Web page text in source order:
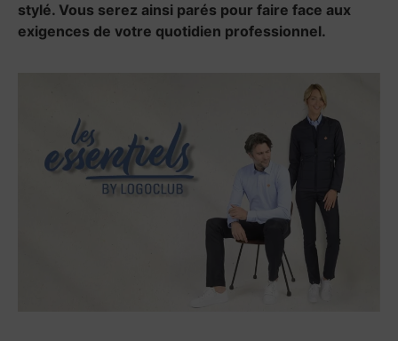
stylé. Vous serez ainsi parés pour faire face aux
exigences de votre quotidien professionnel.